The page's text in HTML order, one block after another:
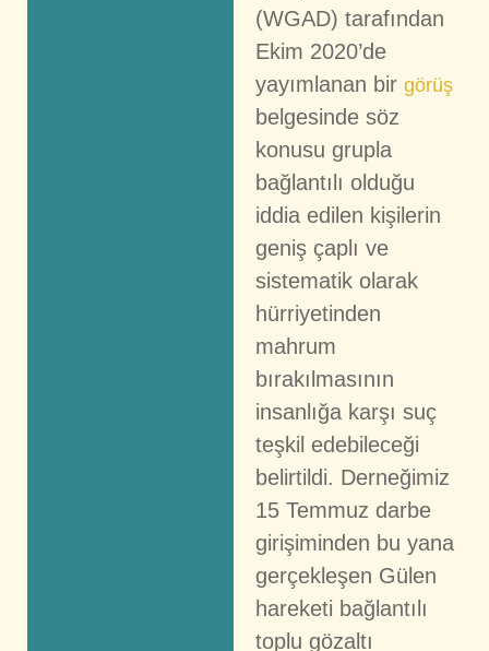
(WGAD) tarafından
Ekim 2020’de
yayımlanan bir görüş
belgesinde söz
konusu grupla
bağlantılı olduğu
iddia edilen kişilerin
geniş çaplı ve
sistematik olarak
hürriyetinden
mahrum
bırakılmasının
insanlığa karşı suç
teşkil edebileceği
belirtildi. Derneğimiz
15 Temmuz darbe
girişiminden bu yana
gerçekleşen Gülen
hareketi bağlantılı
toplu gözaltı